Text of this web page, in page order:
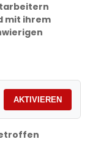
mit ihrem
AKTIVIEREN